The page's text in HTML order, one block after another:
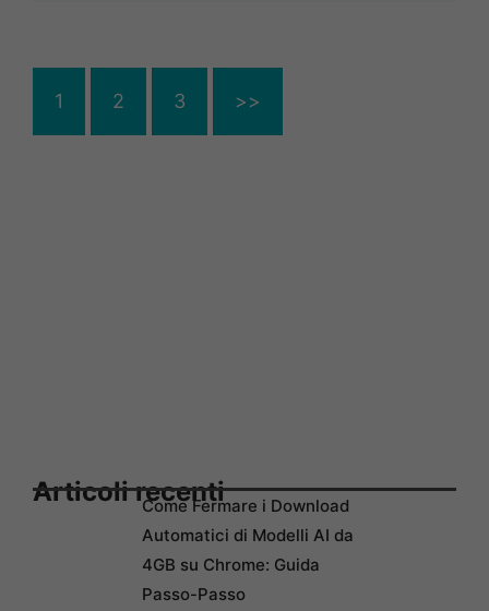
1 2 3 >>
Articoli recentiCome Fermare i Download
Automatici di Modelli AI da
4GB su Chrome: Guida
Passo-Passo